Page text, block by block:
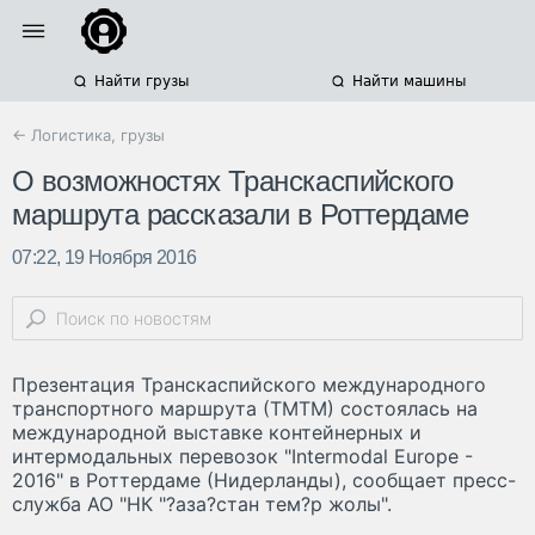
Найти грузы Найти машины
← Логистика, грузы
О возможностях Транскаспийского
маршрута рассказали в Роттердаме
07:22, 19 Ноября 2016
Презентация Транскаспийского международного
транспортного маршрута (ТМТМ) состоялась на
международной выставке контейнерных и
интермодальных перевозок "Intermodal Europe -
2016" в Роттердаме (Нидерланды), сообщает пресс-
служба АО "НК "?аза?стан тем?р жолы".